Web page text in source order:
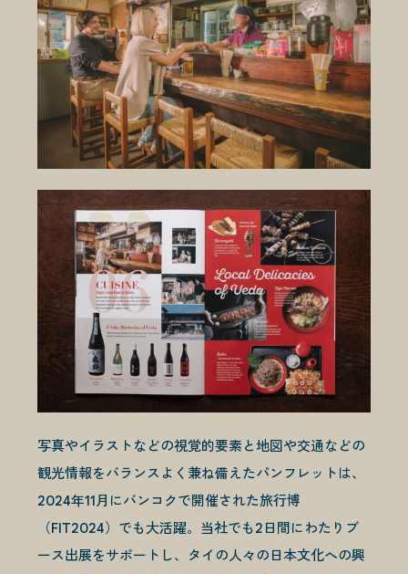
写真やイラストなどの視覚的要素と地図や交通などの
観光情報をバランスよく兼ね備えたパンフレットは、
2024年11月にバンコクで開催された旅行博
（FIT2024）でも大活躍。当社でも2日間にわたりブ
ース出展をサポートし、タイの人々の日本文化への興